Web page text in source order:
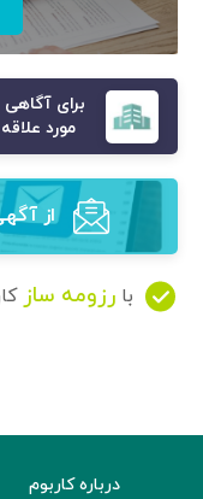
برای
مورد
از
با رزومه ساز
درباره کاربوم